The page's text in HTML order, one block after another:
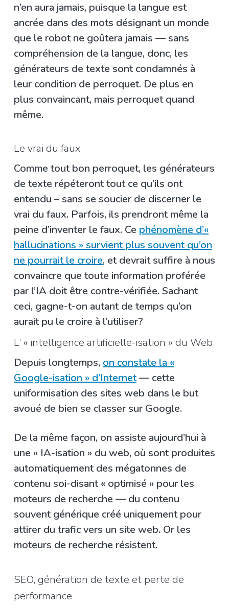
n’en aura jamais, puisque la langue est
ancrée dans des mots désignant un monde
que le robot ne goûtera jamais — sans
compréhension de la langue, donc, les
générateurs de texte sont condamnés à
leur condition de perroquet. De plus en
plus convaincant, mais perroquet quand
même.
Le vrai du faux
Comme tout bon perroquet, les générateurs
de texte répéteront tout ce qu’ils ont
entendu – sans se soucier de discerner le
vrai du faux. Parfois, ils prendront même la
peine d’inventer le faux. Ce phénomène d’«
hallucinations » survient plus souvent qu’on
ne pourrait le croire, et devrait suffire à nous
convaincre que toute information proférée
par l’IA doit être contre-vérifiée. Sachant
ceci, gagne-t-on autant de temps qu’on
aurait pu le croire à l’utiliser?
L’ « intelligence artificielle-isation » du Web
Depuis longtemps, on constate la «
Google-isation » d’Internet— cette
uniformisation des sites web dans le but
avoué de bien se classer sur Google.
De la même façon, on assiste aujourd’hui à
une « IA-isation » du web, où sont produites
automatiquement des mégatonnes de
contenu soi-disant « optimisé » pour les
moteurs de recherche — du contenu
souvent générique créé uniquement pour
attirer du trafic vers un site web. Or les
moteurs de recherche résistent.
SEO, génération de texte et perte de
performance